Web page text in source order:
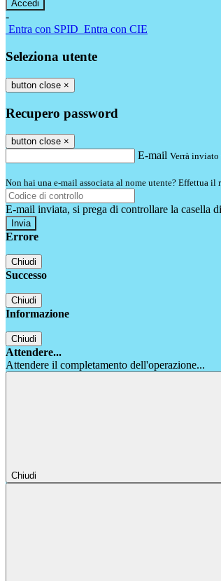
-
Entra con SPID Entra con CIE
Seleziona utente
button close ×
Recupero password
button close ×
E-mail Verrà
Non hai una e-mail associata al nome utente? Effettua il
E-mail inviata, si prega di controllare la casella
Errore
Chiudi
Successo
Chiudi
Informazione
Chiudi
Attendere...
Attendere il completamento dell'operazione...
Chiudi